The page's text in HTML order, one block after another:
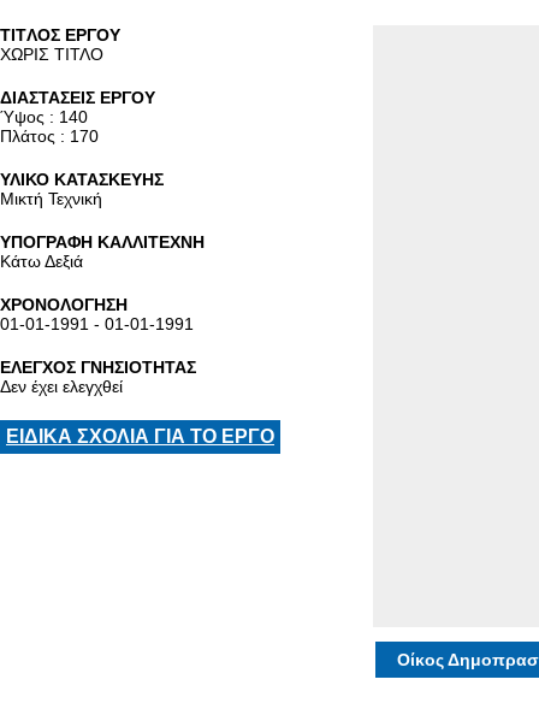
TITΛΟΣ ΕΡΓΟΥ
ΧΩΡΙΣ ΤΙΤΛΟ
ΔΙΑΣΤΑΣΕΙΣ ΕΡΓΟΥ
Ύψος : 140
Πλάτος : 170
ΥΛΙΚΟ ΚΑΤΑΣΚΕΥΗΣ
Μικτή Τεχνική
ΥΠΟΓΡΑΦΗ ΚΑΛΛΙΤΕΧΝΗ
Κάτω Δεξιά
ΧΡΟΝΟΛΟΓΗΣΗ
01-01-1991 - 01-01-1991
ΕΛΕΓΧΟΣ ΓΝΗΣΙΟΤΗΤΑΣ
Δεν έχει ελεγχθεί
ΕΙΔΙΚΑ ΣΧΟΛΙΑ ΓΙΑ ΤΟ ΕΡΓΟ
Οίκος